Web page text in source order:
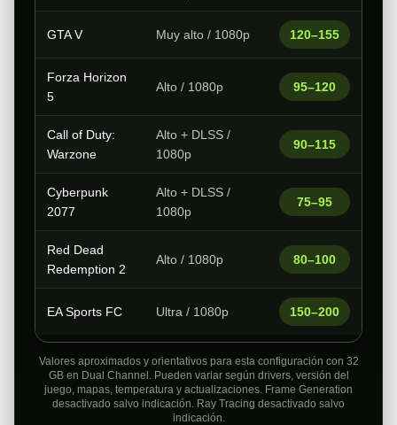
GTA V Muy alto / 1080p 120–155
Forza Horizon
5
Alto / 1080p 95–120
Call of Duty:
Warzone
Alto + DLSS /
1080p
90–115
Cyberpunk
2077
Alto + DLSS /
1080p
75–95
Red Dead
Redemption 2
Alto / 1080p 80–100
EA Sports FC Ultra / 1080p 150–200
Valores aproximados y orientativos para esta configuración con 32
GB en Dual Channel. Pueden variar según drivers, versión del
juego, mapas, temperatura y actualizaciones. Frame Generation
desactivado salvo indicación. Ray Tracing desactivado salvo
indicación.